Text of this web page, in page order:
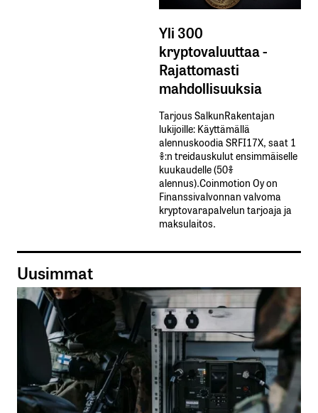
Yli 300
kryptovaluuttaa -
Rajattomasti
mahdollisuuksia
Tarjous SalkunRakentajan
lukijoille: Käyttämällä​ ​
alennuskoodia​ ​SRFI17X,​ ​saat​ ​1
%:n treidauskulut​ ​ensimmäiselle​ ​
kuukaudelle​ ​(50%​ ​
alennus).Coinmotion Oy on
Finanssivalvonnan valvoma
kryptovarapalvelun tarjoaja ja
maksulaitos.
Uusimmat